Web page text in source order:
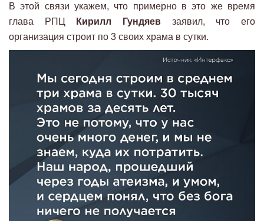
В этой связи укажем, что примерно в это же время
глава РПЦ
Кирилл Гундяев заявил, что его
организация строит по 3 своих храма в сутки.